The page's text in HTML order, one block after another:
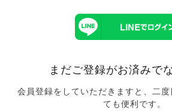
まだご登録がお済みで
会員登録をしていただきますと、二度
ても便利です。